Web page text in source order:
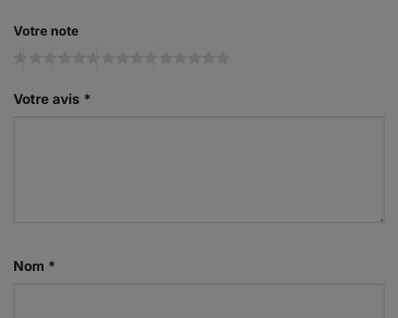
Votre note
Votre avis *
Nom *